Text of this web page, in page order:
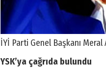
İYİ Parti Genel Başkanı
YSK’ya çağrıda bulundu